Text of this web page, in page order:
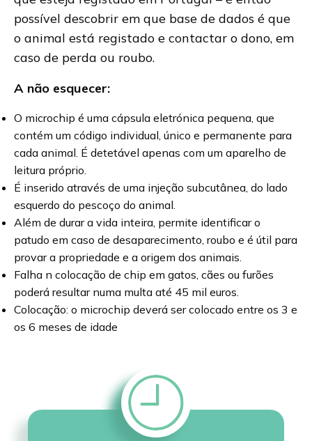
possível descobrir em que base de dados é que
o animal está registado e contactar o dono, em
caso de perda ou roubo.
A não esquecer:
O microchip é uma cápsula eletrónica pequena, que
contém um código individual, único e permanente para
cada animal. É detetável apenas com um aparelho de
leitura próprio.
É inserido através de uma injeção subcutânea, do lado
esquerdo do pescoço do animal.
Além de durar a vida inteira, permite identificar o
patudo em caso de desaparecimento, roubo e é útil para
provar a propriedade e a origem dos animais.
Falha n colocação de chip em gatos, cães ou furões
poderá resultar numa multa até 45 mil euros.
Colocação: o microchip deverá ser colocado entre os 3 e
os 6 meses de idade